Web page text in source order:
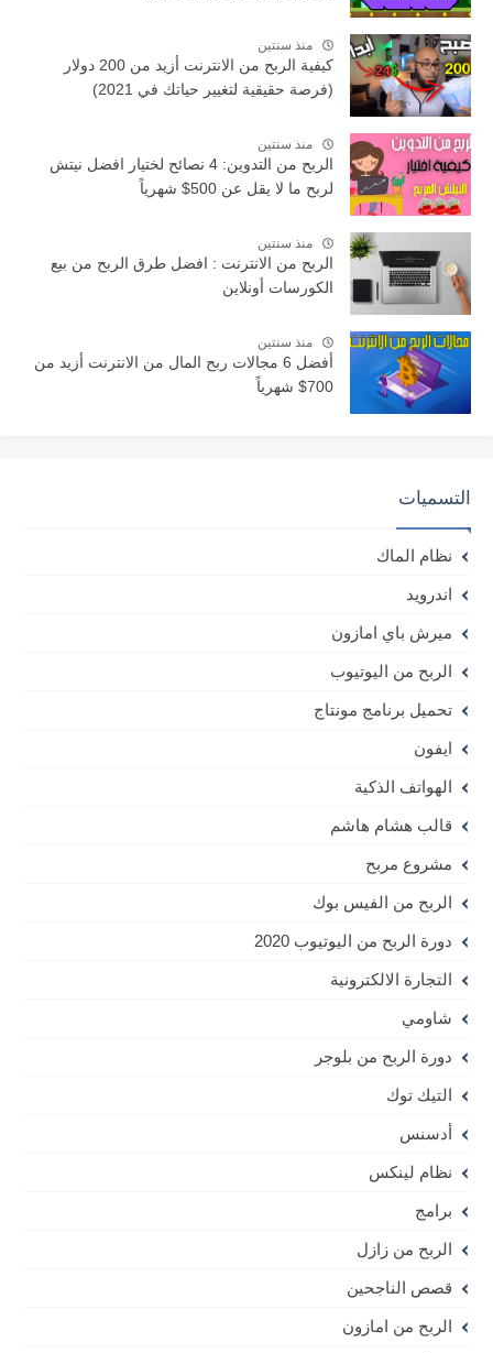
منذ سنتين
كيفية الربح من الانترنت أزيد من 200 دولار
(فرصة حقيقية لتغيير حياتك في 2021)
منذ سنتين
الربح من التدوين: 4 نصائح لختيار افضل نيتش
لربح ما لا يقل عن 500$ شهرياً
منذ سنتين
الربح من الانترنت : افضل طرق الربح من بيع
الكورسات أونلاين
منذ سنتين
أفضل 6 مجالات ربح المال من الانترنت أزيد من
700$ شهرياً
التسميات
نظام الماك
اندرويد
ميرش باي امازون
الربح من اليوتيوب
تحميل برنامج مونتاج
ايفون
الهواتف الذكية
قالب هشام هاشم
مشروع مربح
الربح من الفيس بوك
دورة الربح من اليوتيوب 2020
التجارة الالكترونية
شاومي
دورة الربح من بلوجر
التيك توك
أدسنس
نظام لينكس
برامج
الربح من زازل
قصص الناجحين
الربح من امازون